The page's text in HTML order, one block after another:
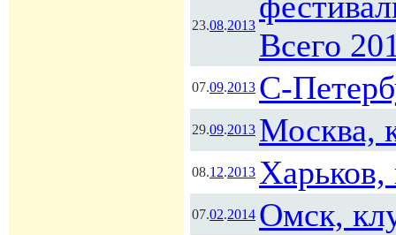
23.08.2013
Всего
07.09.2013 С-
29.09.2013 Москва,
08.12.2013 Харьков,
07.02.2014 Омск,